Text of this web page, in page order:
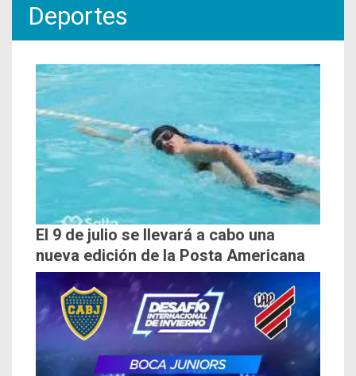
Deportes
El 9 de julio se llevará a cabo una
nueva edición de la Posta Americana